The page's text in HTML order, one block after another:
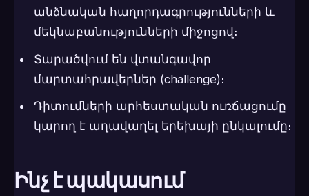
անձնական հաղորդագրությունների և
մեկնաբանությունների միջոցով։
Տարածվում են վտանգավոր
մարտահրավերներ (challenge)։
Դիտումների արհեստական ուռճացումը
կարող է աղավաղել երեխայի ընկալումը։
Ինչ է պակասում